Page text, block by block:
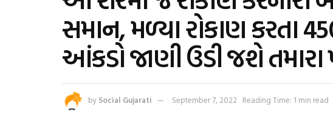
સમાન, મળ્યા રોકાણ કરતા
આંકડો જાણી ઉડી જશે
by Social Gujarati September 7, 2022 Reading Time: 1 min read